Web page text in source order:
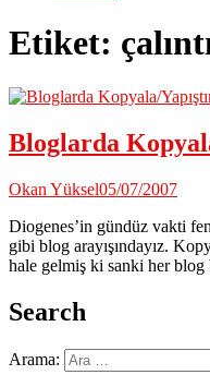
Etiket:
Bloglarda
Okan Yüksel05/07/2007
Diogenes’in gündüz vakti
gibi blog arayışındayız.
hale gelmiş ki sanki her blog
Search
Arama: